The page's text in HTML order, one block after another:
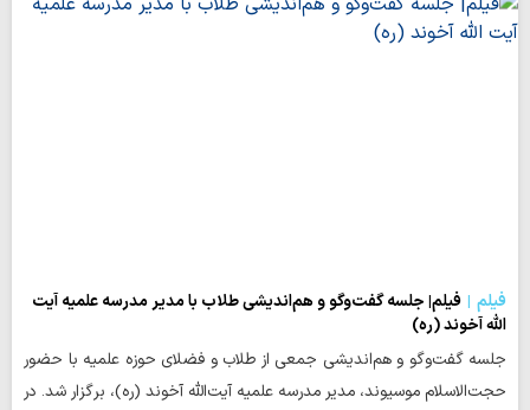
فیلم
فیلم| جلسه گفت‌وگو و هم‌اندیشی طلاب با مدیر مدرسه علمیه آیت
الله آخوند (ره)
جلسه گفت‌وگو و هم‌اندیشی جمعی از طلاب و فضلای حوزه علمیه با حضور
حجت‌الاسلام موسیوند، مدیر مدرسه علمیه آیت‌الله آخوند (ره)، برگزار شد. در